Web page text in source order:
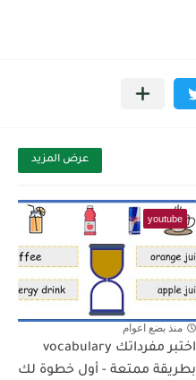
عرض المزيد
youtube
منذ بضع اعوام
اختبر مفرداتك vocabulary
بطريقة ممتعة - أول خطوة لك